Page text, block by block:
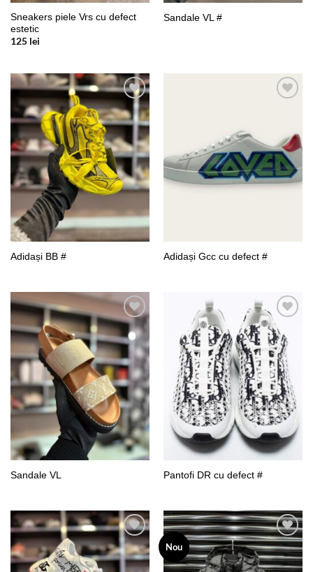
Sneakers piele Vrs cu defect
estetic
125 lei
Sandale VL #
Add to
wishlist
Adidași BB # Adidași Gcc cu defect #
Add to
wishlist
Sandale VL
Add to
wishlist
Pantofi DR cu defect #
Add to
wishlist
Nou
Add to
wishlist